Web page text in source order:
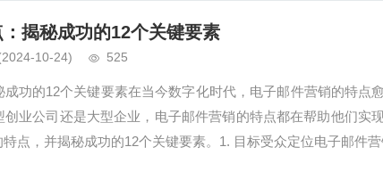
揭秘成功的12个关键要素
10-24) 525
功的12个关键要素在当今数字化时代，电子邮件营销的特点
业公司还是大型企业，电子邮件营销的特点都在帮助他们实
点，并揭秘成功的12个关键要素。1. 目标受众定位电子邮件